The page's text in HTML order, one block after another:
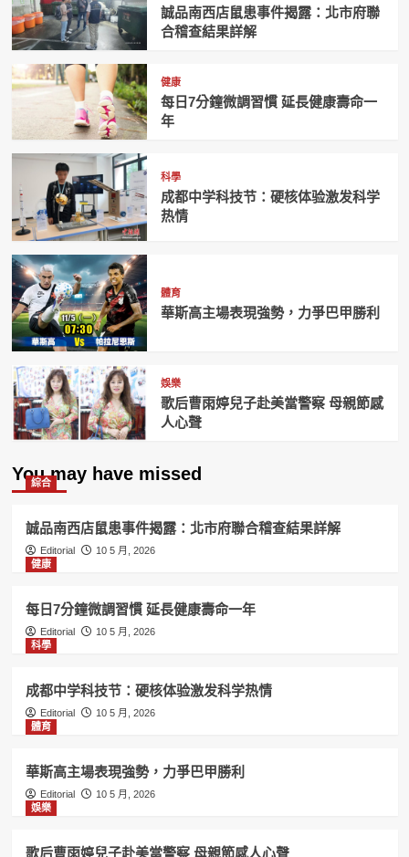
誠品南西店鼠患事件揭露：北市府聯
合稽查結果詳解
健康
每日7分鐘微調習慣 延長健康壽命一
年
科學
成都中学科技节：硬核体验激发科学
热情
體育
華斯高主場表現強勢，力爭巴甲勝利
娛樂
歌后曹雨婷兒子赴美當警察 母親節感
人心聲
You may have missed
綜合
誠品南西店鼠患事件揭露：北市府聯合稽查結果詳解
Editorial
10 5 月, 2026
健康
每日7分鐘微調習慣 延長健康壽命一年
Editorial
10 5 月, 2026
科學
成都中学科技节：硬核体验激发科学热情
Editorial
10 5 月, 2026
體育
華斯高主場表現強勢，力爭巴甲勝利
Editorial
10 5 月, 2026
娛樂
歌后曹雨婷兒子赴美當警察 母親節感人心聲